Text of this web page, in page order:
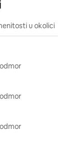
u okolici